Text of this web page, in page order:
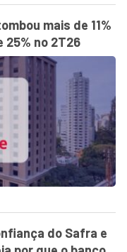
mais de 11%
no 2T26
do Safra e